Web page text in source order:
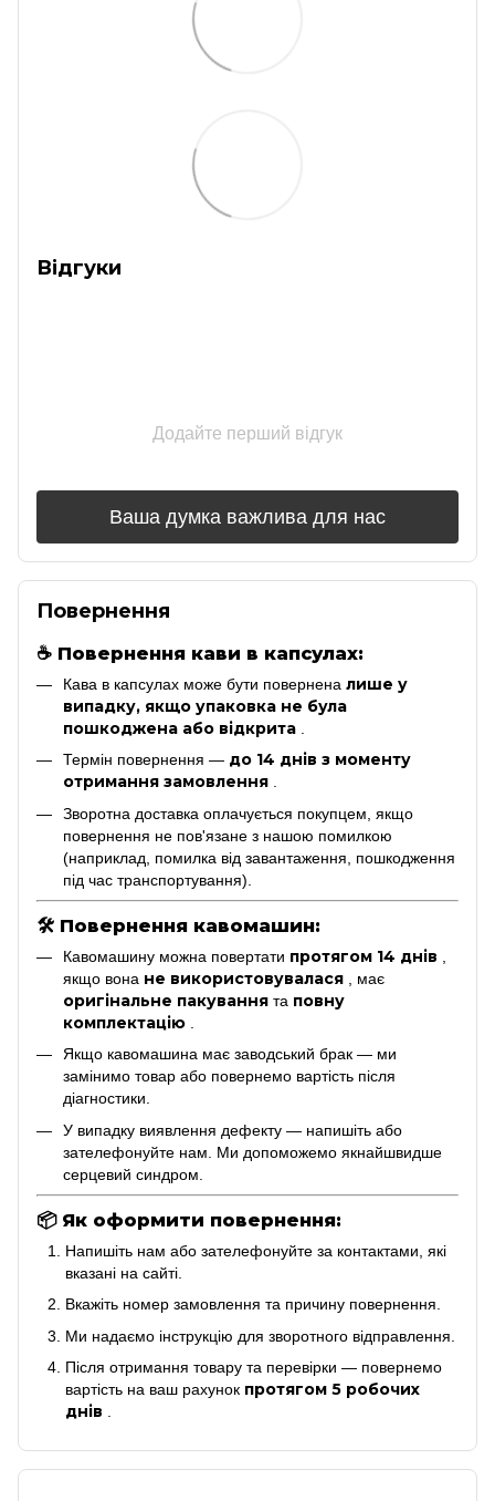
Відгуки
Додайте перший відгук
Ваша думка важлива для нас
Повернення
☕ Повернення кави в капсулах:
Кава в капсулах може бути повернена лише у
випадку, якщо упаковка не була
пошкоджена або відкрита
Термін повернення — до 14 днів з моменту
отримання замовлення .
Зворотна доставка оплачується покупцем, якщо
повернення не пов'язане з нашою помилкою
(наприклад, помилка від завантаження, пошкодження
під час транспортування).
🛠 Повернення кавомашин:
Кавомашину можна повертати протягом 14 днів
якщо вона не використовувалася , має
оригінальне пакування та повну
комплектацію
Якщо кавомашина має заводський брак — ми
замінимо товар або повернемо вартість після
діагностики.
У випадку виявлення дефекту — напишіть або
зателефонуйте нам. Ми допоможемо якнайшвидше
серцевий синдром.
📦Як оформити повернення:
Напишіть нам або зателефонуйте за контактами, які
вказані на сайті.
Вкажіть номер замовлення та причину повернення.
Ми надаємо інструкцію для зворотного відправлення.
Після отримання товару та перевірки — повернемо
вартість на ваш рахунок протягом 5 робочих
днів